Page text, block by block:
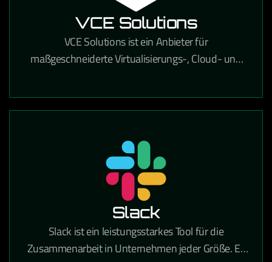
VCE Solutions
VCE Solutions ist ein Anbieter für
maßgeschneiderte Virtualisierungs-, Cloud- und
zukunftsfähig zu gestalten. Mit umfassender
Betrieb hilft VCE Solutions dabei, komplexe IT-
Prozesse zu vereinfachen, Ressourcen optimal zu
nutzen und eine stabile Grundlage für digitales
Wachstum zu schaffen.
Slack
Slack ist ein leistungsstarkes Tool für die
Zusammenarbeit in Unternehmen jeder Größe. Es